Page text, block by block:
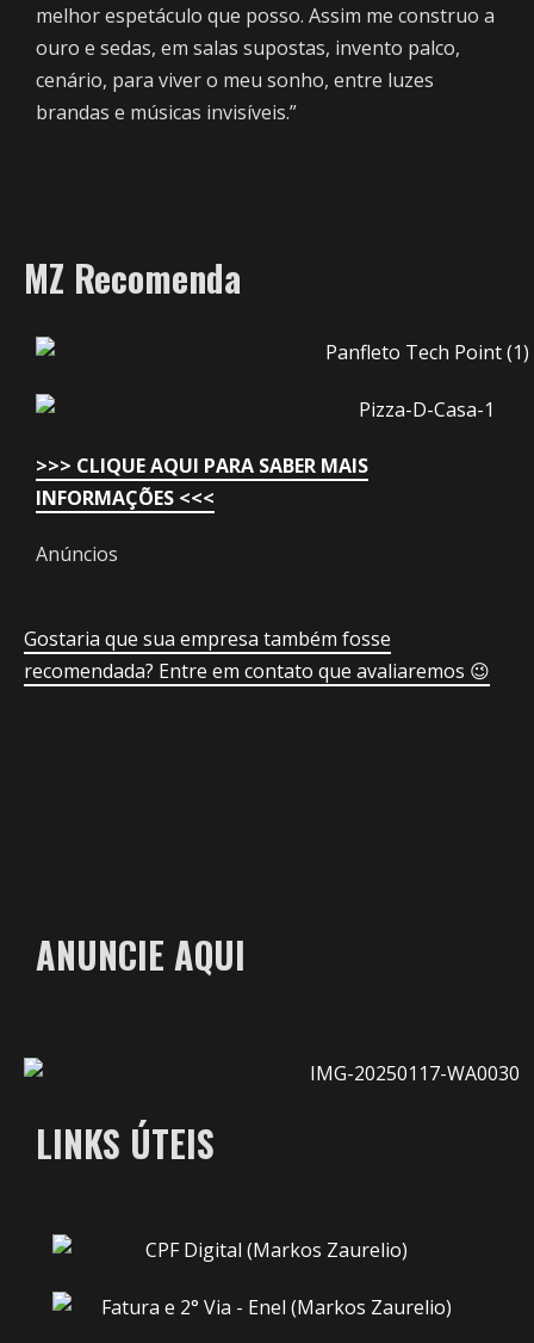
melhor espetáculo que posso. Assim me construo a
ouro e sedas, em salas supostas, invento palco,
cenário, para viver o meu sonho, entre luzes
brandas e músicas invisíveis.”
MZ Recomenda
>>> CLIQUE AQUI PARA SABER MAIS
INFORMAÇÕES <<<
Anúncios
Gostaria que sua empresa também fosse
recomendada? Entre em contato que avaliaremos 😉
ANUNCIE AQUI
LINKS ÚTEIS